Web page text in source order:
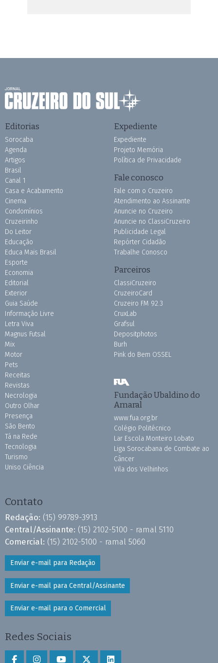
Editorias
Sorocaba
Agenda
Artigos
Brasil
Canal 1
Casa e Acabamento
Cinema
Condomínios
Cruzeirinho
Do Leitor
Educação
Educa Mais Brasil
Esporte
Economia
Editorial
Exterior
Guia Saúde
Informação Livre
Letra Viva
Magnus Futsal
Mix
Motor
Pets
Receitas
Revistas
Necrologia
Outro Olhar
Presença
São Bento
Tá na Rede
Tecnologia
Turismo
Uniso Ciência
Expediente
Expediente
Projeto Memória
Política de Privacidade
Fale conosco
Fale com o Cruzeiro
Atendimento ao Assinante
Anuncie no Cruzeiro
Anuncie no ClassiCruzeiro
Publicidade Legal
Repórter Cidadão
Trabalhe Conosco
Parceiros
ClassiCruzeiro
CruzeiroCard
Cruzeiro FM 92.3
CruxLab
Grafsul
Depositphotos
Burh
Pink do Bem OSSEL
Fundação Ubaldino do
Amaral
www.fua.org.br
Colégio Politécnico
Lar Escola Monteiro Lobato
Liga Sorocabana de Combate ao
Câncer
Vila dos Velhinhos
Contato
Redação: (15) 99789-3913
Central/Assinante: (15) 2102-5100 - ramal 5110
Comercial: (15) 2102-5100 - ramal 5060
Enviar e-mail para Redação
Enviar e-mail para Central/Assinante
Enviar e-mail para o Comercial
Redes Sociais